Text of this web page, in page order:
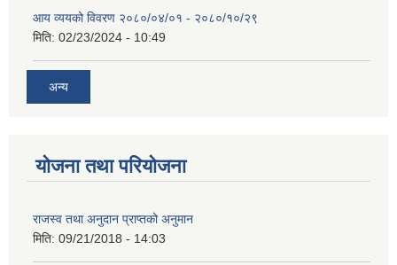
आय व्ययको विवरण २०८०/०४/०१ - २०८०/१०/२९
मिति: 02/23/2024 - 10:49
अन्य
योजना तथा परियोजना
राजस्व तथा अनुदान प्राप्तको अनुमान
मिति: 09/21/2018 - 14:03